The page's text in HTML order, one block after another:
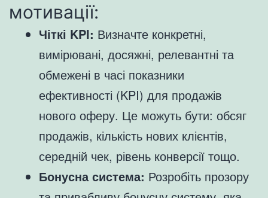
мотивації:
Чіткі KPI: Визначте конкретні,
вимірювані, досяжні, релевантні та
обмежені в часі показники
ефективності (KPI) для продажів
нового оферу. Це можуть бути: обсяг
продажів, кількість нових клієнтів,
середній чек, рівень конверсії тощо.
Бонусна система: Розробіть прозору